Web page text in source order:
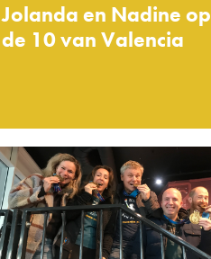
Jolanda en Nadine op
de 10 van Valencia